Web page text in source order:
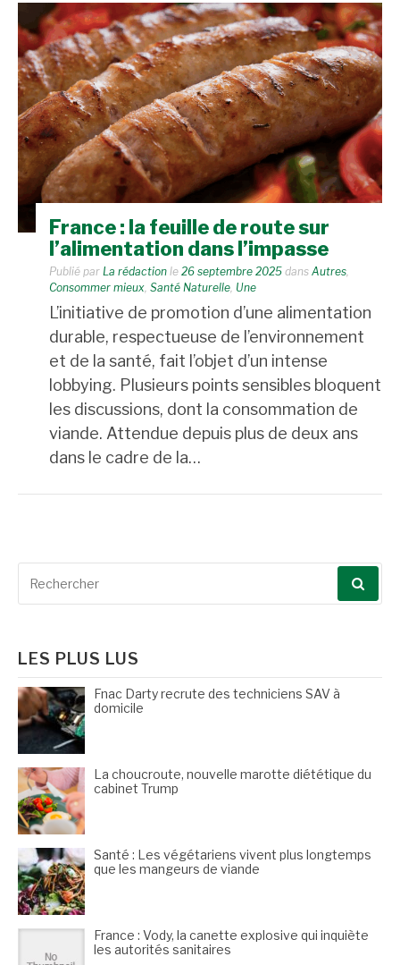
France : la feuille de route sur
l’alimentation dans l’impasse
Publié par La rédaction le 26 septembre 2025 dans Autres,
Consommer mieux, Santé Naturelle, Une
L’initiative de promotion d’une alimentation
durable, respectueuse de l’environnement
et de la santé, fait l’objet d’un intense
lobbying. Plusieurs points sensibles bloquent
les discussions, dont la consommation de
viande. Attendue depuis plus de deux ans
dans le cadre de la…
LES PLUS LUS
Fnac Darty recrute des techniciens SAV à
domicile
La choucroute, nouvelle marotte diététique du
cabinet Trump
Santé : Les végétariens vivent plus longtemps
que les mangeurs de viande
France : Vody, la canette explosive qui inquiète
les autorités sanitaires